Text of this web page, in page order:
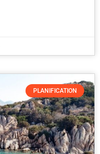
PLANIFICATION